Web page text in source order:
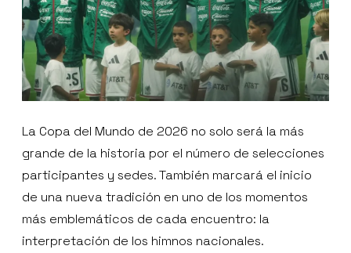
La Copa del Mundo de 2026 no solo será la más
grande de la historia por el número de selecciones
participantes y sedes. También marcará el inicio
de una nueva tradición en uno de los momentos
más emblemáticos de cada encuentro: la
interpretación de los himnos nacionales.